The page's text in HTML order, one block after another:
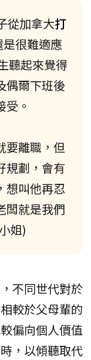
從加拿大打
很難適應
聽起來覺得
偶爾下班後
。
要離職，但
規劃，會有
想叫他再忍
闆就是我們
姐)
不同世代對於
較於父母輩的
偏向個人價值
，以傾聽取代